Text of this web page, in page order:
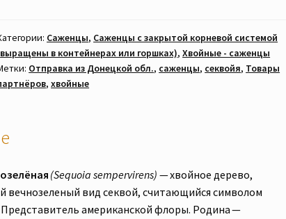
Саженцы, Саженцы с закрытой корневой системой
в контейнерах или горшках),Хвойные - саженцы
Отправка из Донецкой обл., саженцы, секвойя, Товары
,хвойные
(Sequoia sempervirens) — хвойное дерево,
вечнозеленый вид секвой, считающийся символом
американской флоры. Родина —